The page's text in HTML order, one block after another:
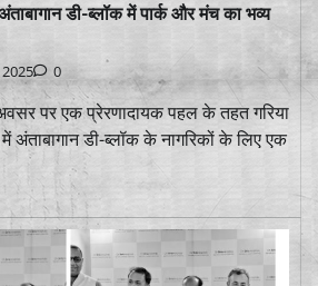
डी-ब्लॉक में पार्क और मंच का भव्य
2025 0
पर एक प्रेरणादायक पहल के तहत गरिया
अंताबागान डी-ब्लॉक के नागरिकों के लिए एक